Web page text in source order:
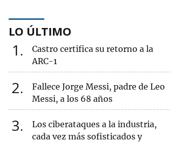
LO ÚLTIMO
1
Castro certifica su retorno a la
ARC-1
2
Fallece Jorge Messi, padre de Leo
Messi, a los 68 años
3
Los ciberataques a la industria,
cada vez más sofisticados y